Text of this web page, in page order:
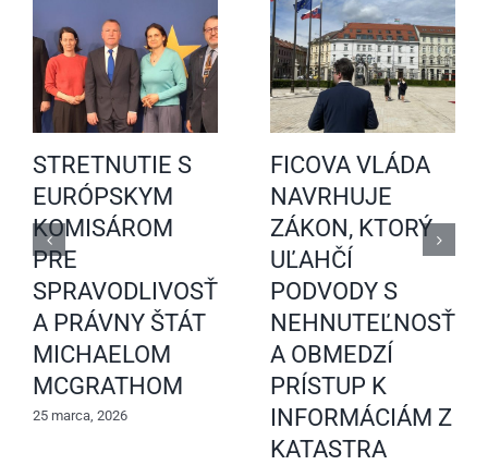
STRETNUTIE S
EURÓPSKYM
KOMISÁROM
PRE
SPRAVODLIVOSŤ
A PRÁVNY ŠTÁT
MICHAELOM
MCGRATHOM
25 marca, 2026
FICOVA VLÁDA
NAVRHUJE
ZÁKON, KTORÝ
UĽAHČÍ
PODVODY S
A OBMEDZÍ
PRÍSTUP K
INFORMÁCIÁM Z
KATASTRA